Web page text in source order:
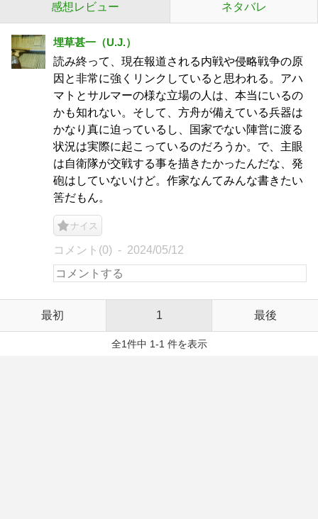
感想レビュー ネタバレ
埋草甚一（U.J.）
読み終って、現在報道される内戦や侵略戦争の原
因と非常に強くリンクしていると思われる。アハ
マトとサルマーの様な立場の人は、本当にいるの
かも知れない。そして、方舟が備えている兵器は
かなり真に迫っているし、国家でない陣営に渡る
状況は実際に起こっているのだろうか。で、主眼
は自衛隊が交戦する事を描きたかったんだな、発
砲はしていないけど。作家なんてみんな書きたい
筈だもん。
ナイス
コメント(0) 2024/05/12
最初 1 最後
全1件中 1-1 件を表示